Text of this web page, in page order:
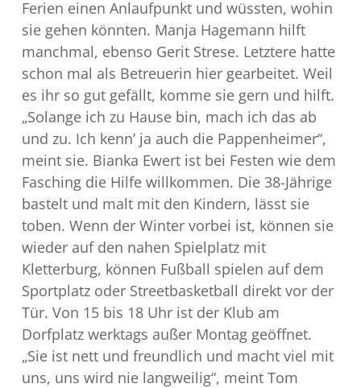
Ferien einen Anlaufpunkt und wüssten, wohin
sie gehen könnten. Manja Hagemann hilft
manchmal, ebenso Gerit Strese. Letztere hatte
schon mal als Betreuerin hier gearbeitet. Weil
es ihr so gut gefällt, komme sie gern und hilft.
„Solange ich zu Hause bin, mach ich das ab
und zu. Ich kenn’ ja auch die Pappenheimer“,
meint sie. Bianka Ewert ist bei Festen wie dem
Fasching die Hilfe willkommen. Die 38-Jährige
bastelt und malt mit den Kindern, lässt sie
toben. Wenn der Winter vorbei ist, können sie
wieder auf den nahen Spielplatz mit
Kletterburg, können Fußball spielen auf dem
Sportplatz oder Streetbasketball direkt vor der
Tür. Von 15 bis 18 Uhr ist der Klub am
Dorfplatz werktags außer Montag geöffnet.
„Sie ist nett und freundlich und macht viel mit
uns, uns wird nie langweilig“, meint Tom